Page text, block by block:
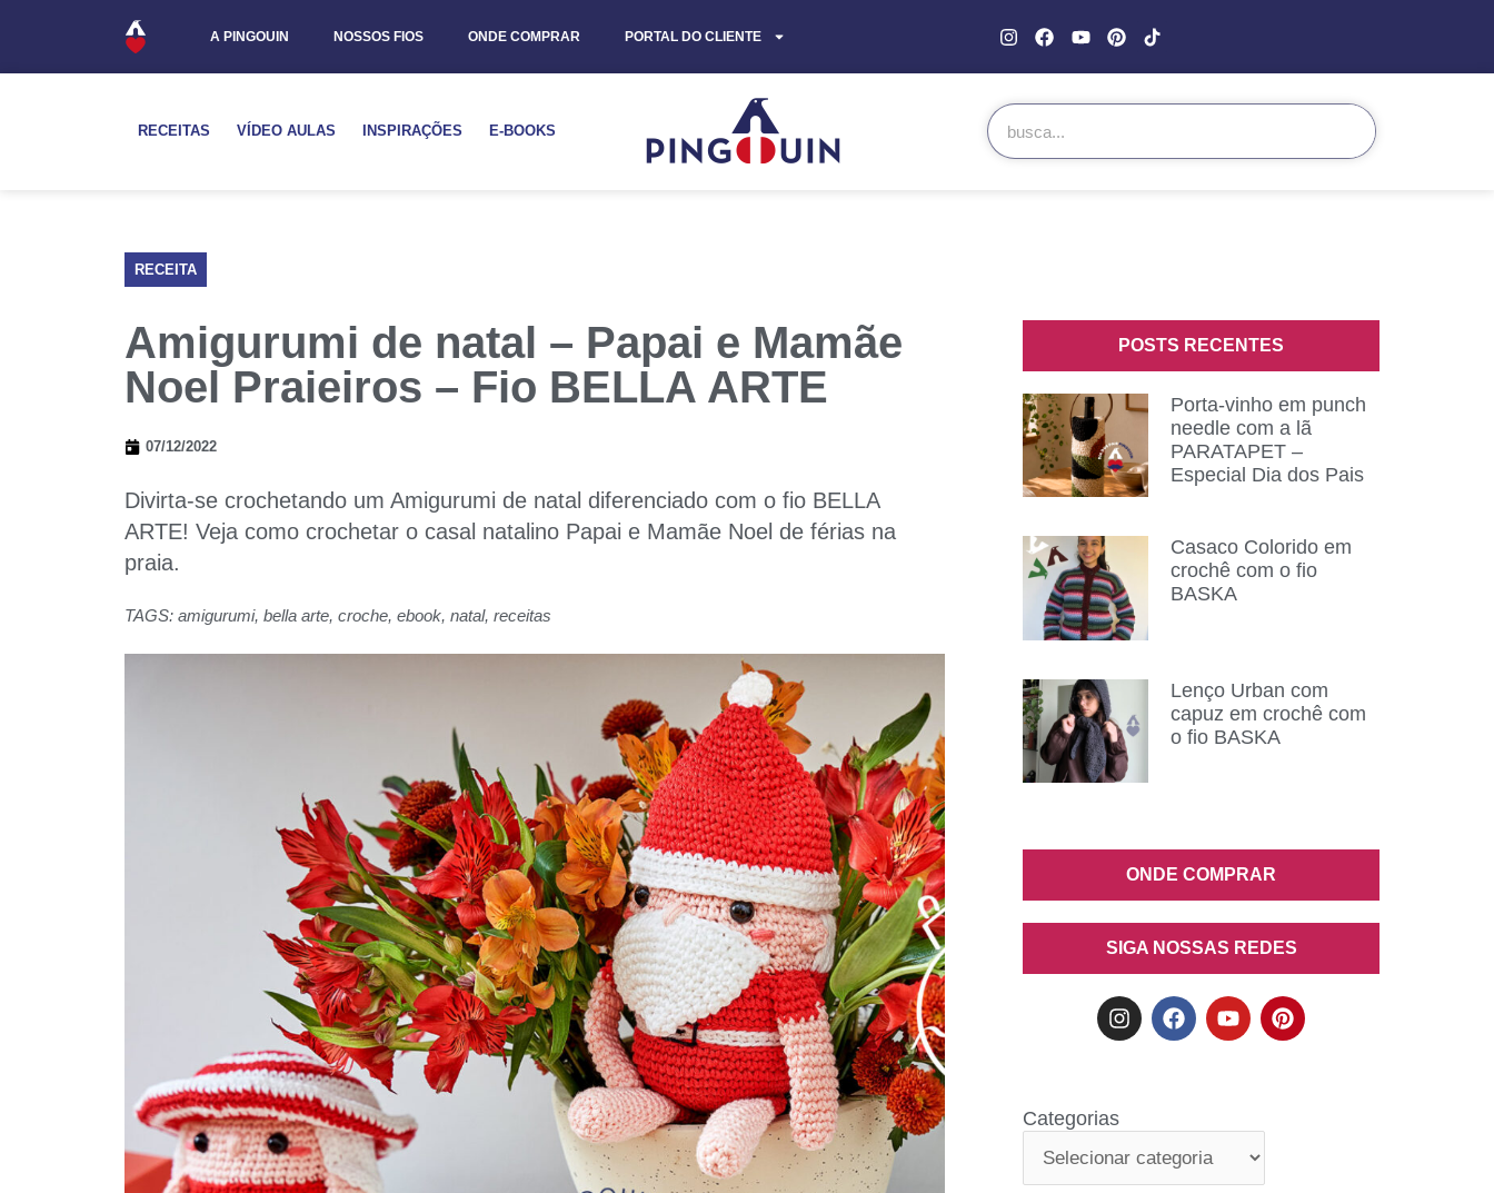
A PINGOUIN NOSSOS FIOS ONDE COMPRAR PORTAL DO CLIENTE
RECEITAS VÍDEO AULAS INSPIRAÇÕES E-BOOKS
RECEITA
Amigurumi de natal – Papai e Mamãe
Noel Praieiros – Fio BELLA ARTE
07/12/2022
Divirta-se crochetando um Amigurumi de natal diferenciado com o fio BELLA
ARTE! Veja como crochetar o casal natalino Papai e Mamãe Noel de férias na
praia.
TAGS: amigurumi, bella arte, croche, ebook, natal, receitas
POSTS RECENTES
Porta-vinho em punch
needle com a lã
PARATAPET –
Especial Dia dos Pais
Casaco Colorido em
crochê com o fio
BASKA
Lenço Urban com
capuz em crochê com
o fio BASKA
ONDE COMPRAR
SIGA NOSSAS REDES
Categorias